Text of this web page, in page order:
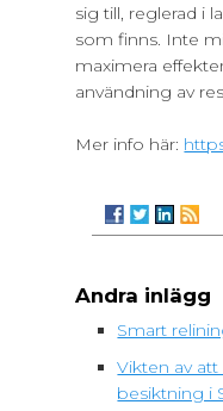
sig till, reglerad i
som finns. Inte
maximera
användning av
Mer info här:
Andra inlägg
Smart
Vikten av
besiktning i